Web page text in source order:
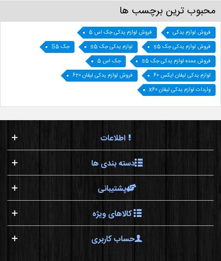
محبوب ترین برچسب ها
فروش لوازم یدکی
فروش لوازم یدکی جک اس 5
فروش لوازم یدکی جک s5
لوازم یدکی جک s5
جک S5
فروش عمده لوازم یدکی جک s5
جک اس 5
لوازم یدکی لیفان ایکس 60
فروش لوازم یدکی لیفان 620
واردات لوازم یدکی لیفان x60
اطلاعات
دسته بندی ها
پشتیبانی
کالاهای ویژه
حساب کاربری